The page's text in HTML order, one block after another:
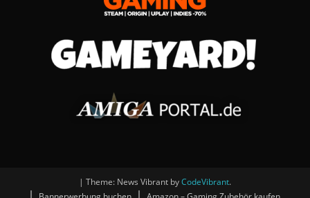
| Theme: News Vibrant byCodeVibrant.